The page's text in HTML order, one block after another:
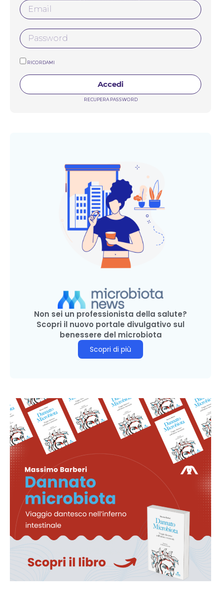
RICORDAMI
Accedi
RECUPERA PASSWORD
Non sei un professionista della salute?
Scopri il nuovo portale divulgativo sul
benessere del microbiota
Scopri di più